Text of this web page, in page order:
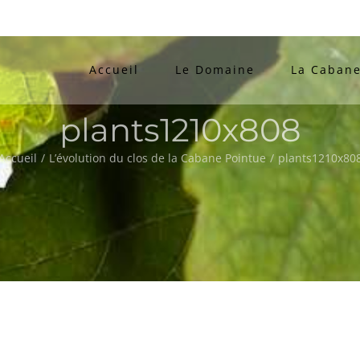
Accueil Le Domaine La
plants1210x808
/ L’évolution du clos de la Cabane Pointue /